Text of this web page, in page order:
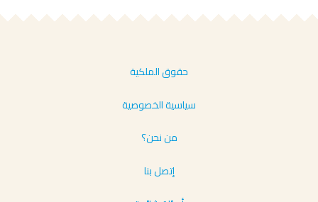
حقوق الملكية
سياسية الخصوصية
من نحن؟
إتصل بنا